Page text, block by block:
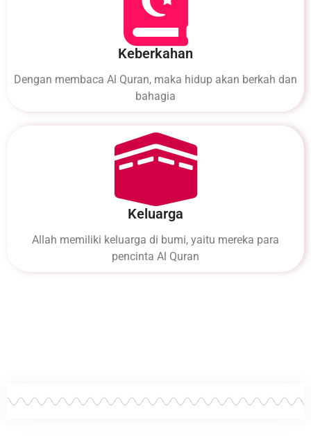
Keberkahan
Dengan membaca Al Quran, maka hidup akan berkah dan
bahagia
Keluarga
Allah memiliki keluarga di bumi, yaitu mereka para
pencinta Al Quran